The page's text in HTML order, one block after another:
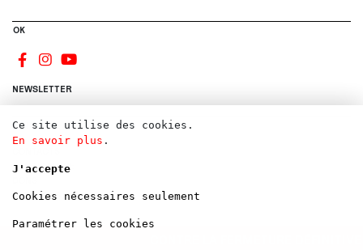
OK
NEWSLETTER
S'INSCRIRE
CANDIDATURE
LOCATIONS
Ce site utilise des cookies.
En savoir plus .
J'accepte
Cookies nécessaires seulement
Paramétrer les cookies